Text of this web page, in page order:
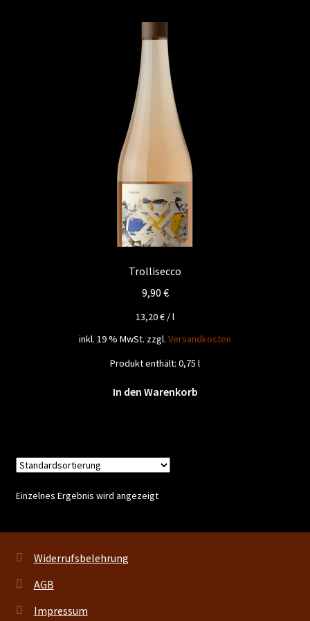
Trollisecco
9,90 €
13,20€ /l
inkl. 19 % MwSt. zzgl. Versandkosten
Produkt enthält: 0,75 l
In den Warenkorb
Einzelnes Ergebnis wird angezeigt
Widerrufsbelehrung
AGB
Impressum